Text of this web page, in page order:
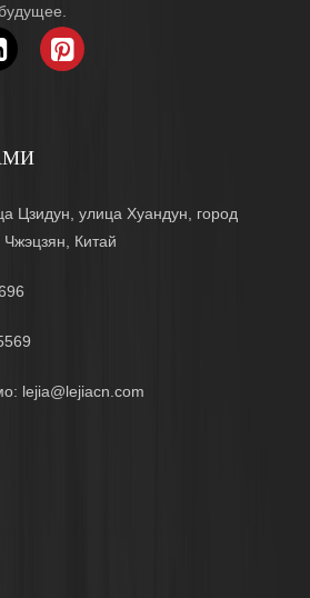
Цзидун, улица Хуандун, город
Китай
lejia@lejiacn.com